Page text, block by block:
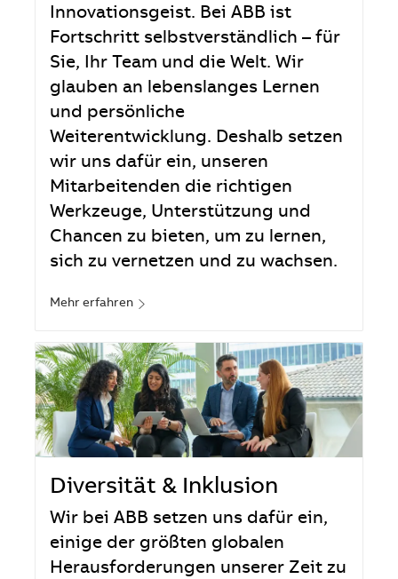
Innovationsgeist. Bei ABB ist
Fortschritt selbstverständlich – für
Sie, Ihr Team und die Welt. Wir
glauben an lebenslanges Lernen
und persönliche
Weiterentwicklung. Deshalb setzen
wir uns dafür ein, unseren
Mitarbeitenden die richtigen
Werkzeuge, Unterstützung und
Chancen zu bieten, um zu lernen,
sich zu vernetzen und zu wachsen.
Mehr erfahren
Diversität & Inklusion
Wir bei ABB setzen uns dafür ein,
einige der größten globalen
Herausforderungen unserer Zeit zu